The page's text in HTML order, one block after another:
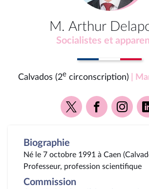
M. Arthur
Socialistes et
Calvados (2e circonscription) |
Voir
la
Voir
la
Voir
la
Biographie
Né le 7 octobre 1991 à Caen
Professeur, profession scientifique
Commission